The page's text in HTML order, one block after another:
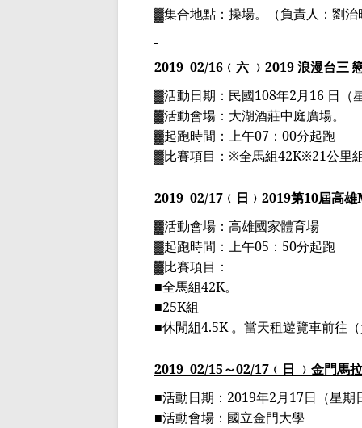
▓集合地點：操場。（負責人：劉治
2019 02/16 ﹙六 ﹚ 2019浪漫台三
▓活動日期：民國108年2月16 日（
▓活動會場：大湖酒莊中庭廣場。
▓起跑時間：上午07 ： 00分起跑
▓比賽項目： ※全馬組42K※21公里
2019 02/17 ﹙日﹚ 2019第10屆高雄
▓活動會場：高雄國家體育場
▓起跑時間：上午05 ： 50分起跑
▓比賽項目：
■全馬組42K。
■25K組
■休閒組4.5K。當天租遊覽車前往
2019 02/15～02/17 ﹙日 ﹚ 金門馬
■活動日期： 2019年2月17日（星期
■活動會場：國立金門大學